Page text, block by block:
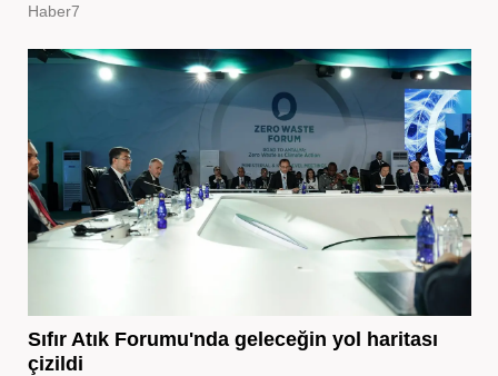
Haber7
Sıfır Atık Forumu'nda geleceğin yol haritası
çizildi